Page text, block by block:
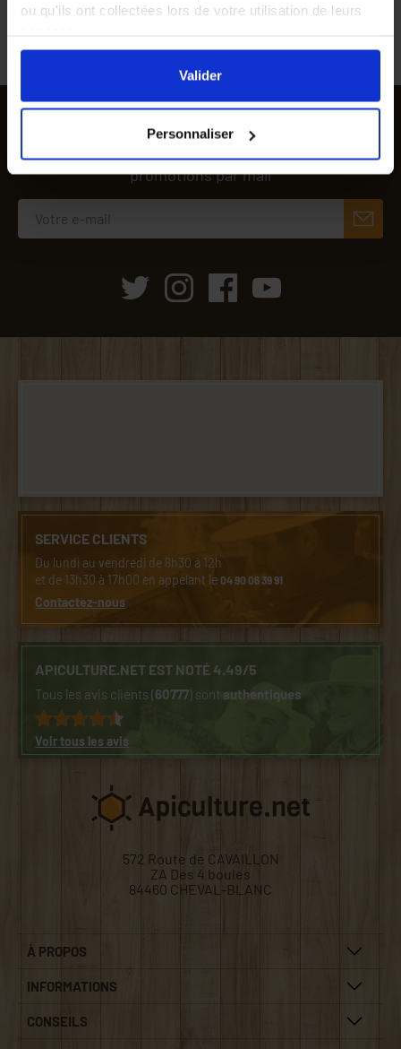
ou qu'ils ont collectées lors de votre utilisation de leurs
En cliquant sur le boutonValidervous acceptez
l'ensemble des cookies de notre site ainsi que ceux de
nos partenaires. Vous pouvez également choisir les
Valider
Personnaliser
Commande passée avant
Livraison rapide à domicile
SUIVEZ-NOUS
Recevez nos offres et
promotions par mail
SERVICE CLIENTS
Du lundi au vendredi de 8h30 à 12h
et de 13h30 à 17h00 en appelant le04 90 06 39 91
Contactez-nous
APICULTURE.NET EST NOTÉ 4.49/5
Tous les avis clients (60777) sontauthentiques
Voir tous les avis
572 Route de CAVAILLON
ZA Des 4 boules
84460 CHEVAL-BLANC
À PROPOS
INFORMATIONS
CONSEILS